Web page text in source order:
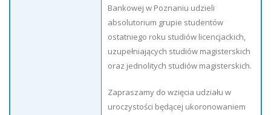
Bankowej w Poznaniu udzieli
absolutorium grupie studentów
ostatniego roku studiów licencjackich,
uzupełniających studiów magisterskich
oraz jednolitych studiów magisterskich.
Zapraszamy do wzięcia udziału w
uroczystości będącej ukoronowaniem